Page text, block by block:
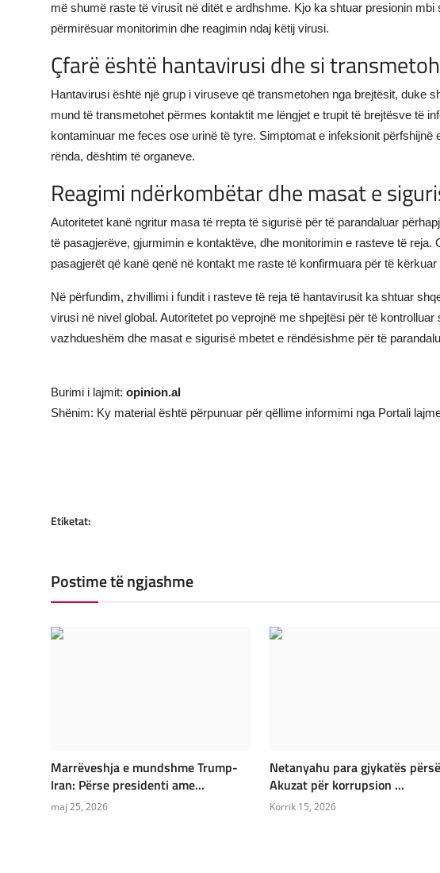
më shumë raste të virusit në ditët e ardhshme. Kjo ka shtuar presionin
përmirësuar monitorimin dhe reagimin ndaj këtij virusi.
Çfarë është hantavirusi dhe si
Hantavirusi është një grup i viruseve që transmetohen nga brejtësit, duke
mund të transmetohet përmes kontaktit me lëngjet e trupit të brejtësve të
kontaminuar me feces ose urinë të tyre. Simptomat e infeksionit
rënda, dështim të organeve.
Reagimi ndërkombëtar dhe masat e
Autoritetet kanë ngritur masa të rrepta të sigurisë për të parandaluar
të pasagjerëve, gjurmimin e kontaktëve, dhe monitorimin e rasteve të reja.
pasagjerët që kanë qenë në kontakt me raste të konfirmuara për të
Në përfundim, zhvillimi i fundit i rasteve të reja të hantavirusit ka shtuar
virusi në nivel global. Autoritetet po veprojnë me shpejtësi për të
vazhdueshëm dhe masat e sigurisë mbetet e rëndësishme për të
Burimi i lajmit: opinion.al
Shënim: Ky material është përpunuar për qëllime informimi nga Portali
Etiketat:
Postime të ngjashme
Marrëveshja e mundshme Trump-
Iran: Përse presidenti ame...
maj 25, 2026
Netanyahu para gjykatës
Akuzat për korrupsion ...
Korrik 15, 2026